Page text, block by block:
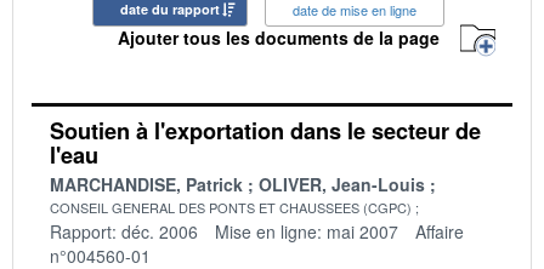
date du rapport date de mise en ligne
Ajouter tous les documents de la page
Soutien à l'exportation dans le secteur de
l'eau
MARCHANDISE, Patrick OLIVER, Jean-Louis
CONSEIL GENERAL DES PONTS ET CHAUSSEES (CGPC)
Rapport: déc. 2006 Mise en ligne: mai 2007
Affaire
n°004560-01